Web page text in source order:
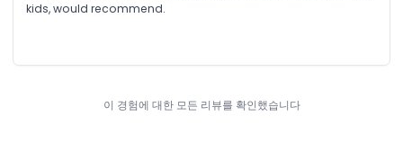
kids, would recommend.
이 경험에 대한 모든 리뷰를 확인했습니다